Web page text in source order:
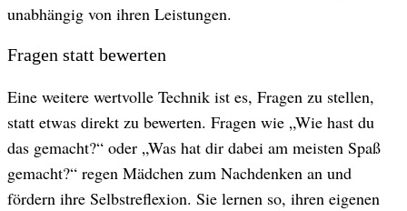
unabhängig von ihren Leistungen.
Fragen statt bewerten
Eine weitere wertvolle Technik ist es, Fragen zu stellen,
statt etwas direkt zu bewerten. Fragen wie „Wie hast du
das gemacht?“ oder „Was hat dir dabei am meisten Spaß
gemacht?“ regen Mädchen zum Nachdenken an und
fördern ihre Selbstreflexion. Sie lernen so, ihren eigenen